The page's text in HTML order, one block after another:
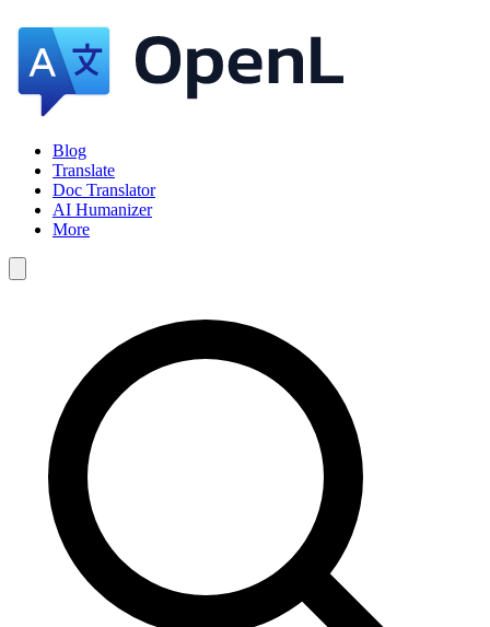
Blog
Translate
Doc Translator
AI Humanizer
More